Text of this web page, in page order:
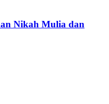
Nikah Mulia dan